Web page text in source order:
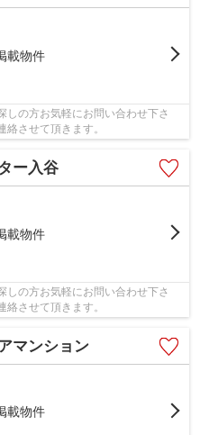
載物件
しの方お気軽にお問い合わせ下さ
させて頂きます。
ー入谷
載物件
しの方お気軽にお問い合わせ下さ
させて頂きます。
マンション
載物件